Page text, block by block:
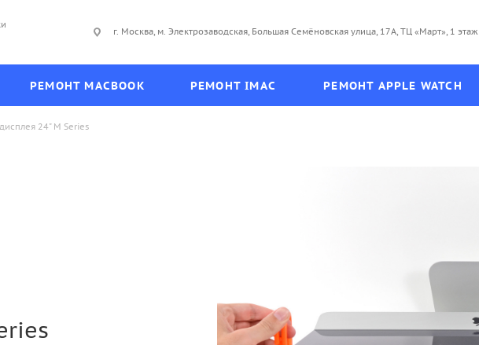
г. Москва, м. Электрозаводская, Большая Семёновская улица, 17А, ТЦ «Март», 1 этаж
РЕМОНТ MACBOOK РЕМОНТ IMAC РЕМОНТ APPLE WATCH
24" M Series